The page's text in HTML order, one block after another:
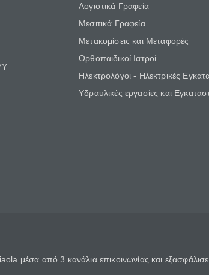
Λογιστικά Γραφεία
Μεσιτικά Γραφεία
Μετακομίσεις και Μεταφορές
Ορθοπαιδικοί Ιατροί
Ηλεκτρολόγοι - Ηλεκτρικές
Υδραυλικές εργασίες και
μέσα από 3 κανάλια επικοινωνίας και